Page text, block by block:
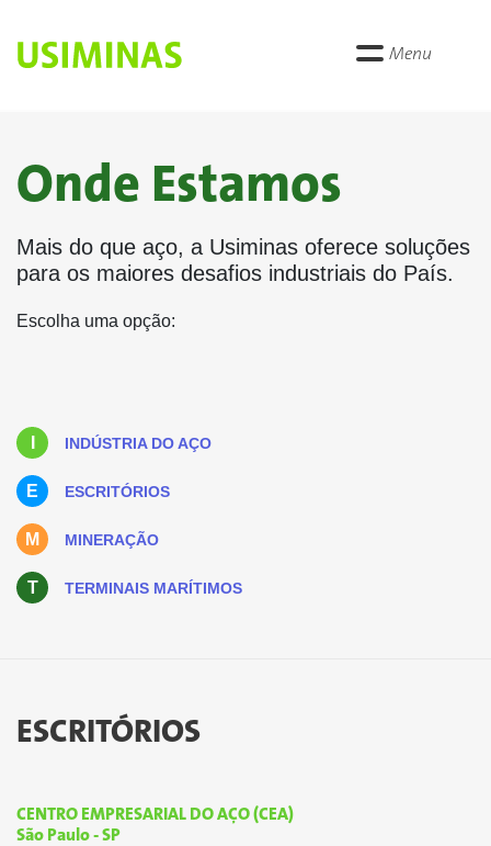
Menu
Onde Estamos
Mais do que aço, a Usiminas oferece soluções
para os maiores desafios industriais do País.
Escolha uma opção:
INDÚSTRIA DO AÇO
E ESCRITÓRIOS
M MINERAÇÃO
T TERMINAIS MARÍTIMOS
ESCRITÓRIOS
CENTRO EMPRESARIAL DO AÇO (CEA)
São Paulo - SP